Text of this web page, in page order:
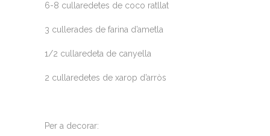
6-8 cullaredetes de coco ratllat
3 cullerades de farina d’ametla
1/2 cullaredeta de canyella
2 cullaredetes de xarop d’arròs
Per a decorar: